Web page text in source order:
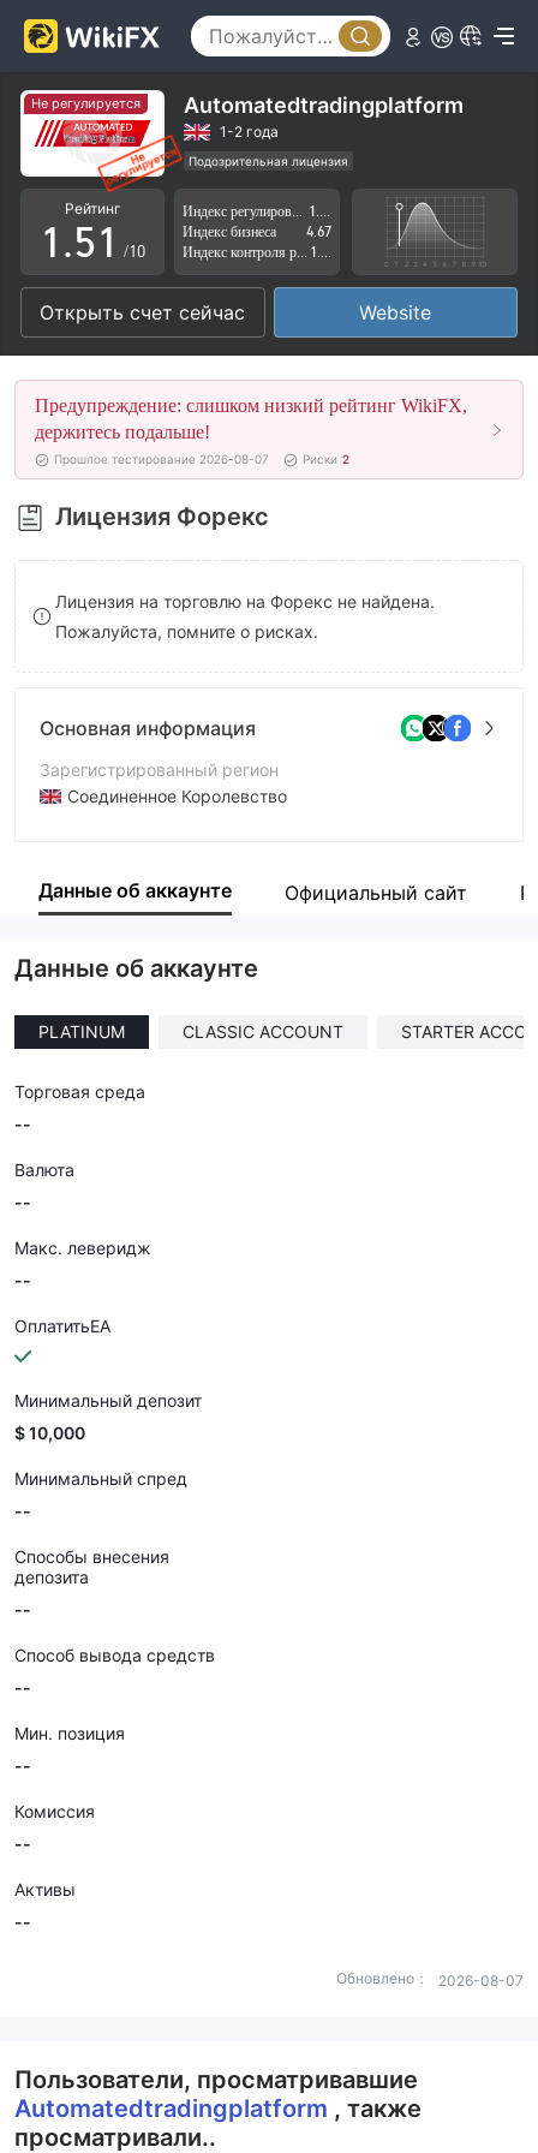
Не регулируется Automatedtradingplatform
1-2 года
Подозрительная лицензия
Регион деятельности подозрителен
Высокие потенциальные риски
Рейтинг
0
1
2
3
4
5
6
7
8
9
.
1
2
3
4
5
6
7
8
9
0
1
2
3
4
5
6
7
8
9
/10
Индекс бизнеса
4.67
Открыть счет сейчас Website
Предупреждение: слишком низкий рейтинг WikiFX,
держитесь подальше!
Прошлое тестирование 2026-08-07 Риски 2
Лицензия Форекс
Лицензия на торговлю на Форекс не найдена.
Пожалуйста, помните о рисках.
Основная информация
Зарегистрированный регион
Соединенное Королевство
Компания
Данные об аккаунте Официальный сайт
Данные об аккаунте
PLATINUM CLASSIC ACCOUNT STARTER
Торговая среда
--
Валюта
--
Макс. леверидж
--
ОплатитьEA
Минимальный депозит
$ 10,000
Минимальный спред
--
Способы внесения
депозита
--
Способ вывода средств
--
Мин. позиция
--
Комиссия
--
Активы
--
Обновлено： 2026-08-07
Пользователи, просматривавшие
Automatedtradingplatform , также
просматривали..